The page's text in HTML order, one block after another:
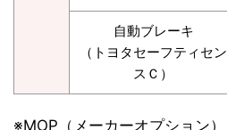
自動ブレーキ
（トヨタセーフティセン
スＣ）
※MOP（メーカーオプション）